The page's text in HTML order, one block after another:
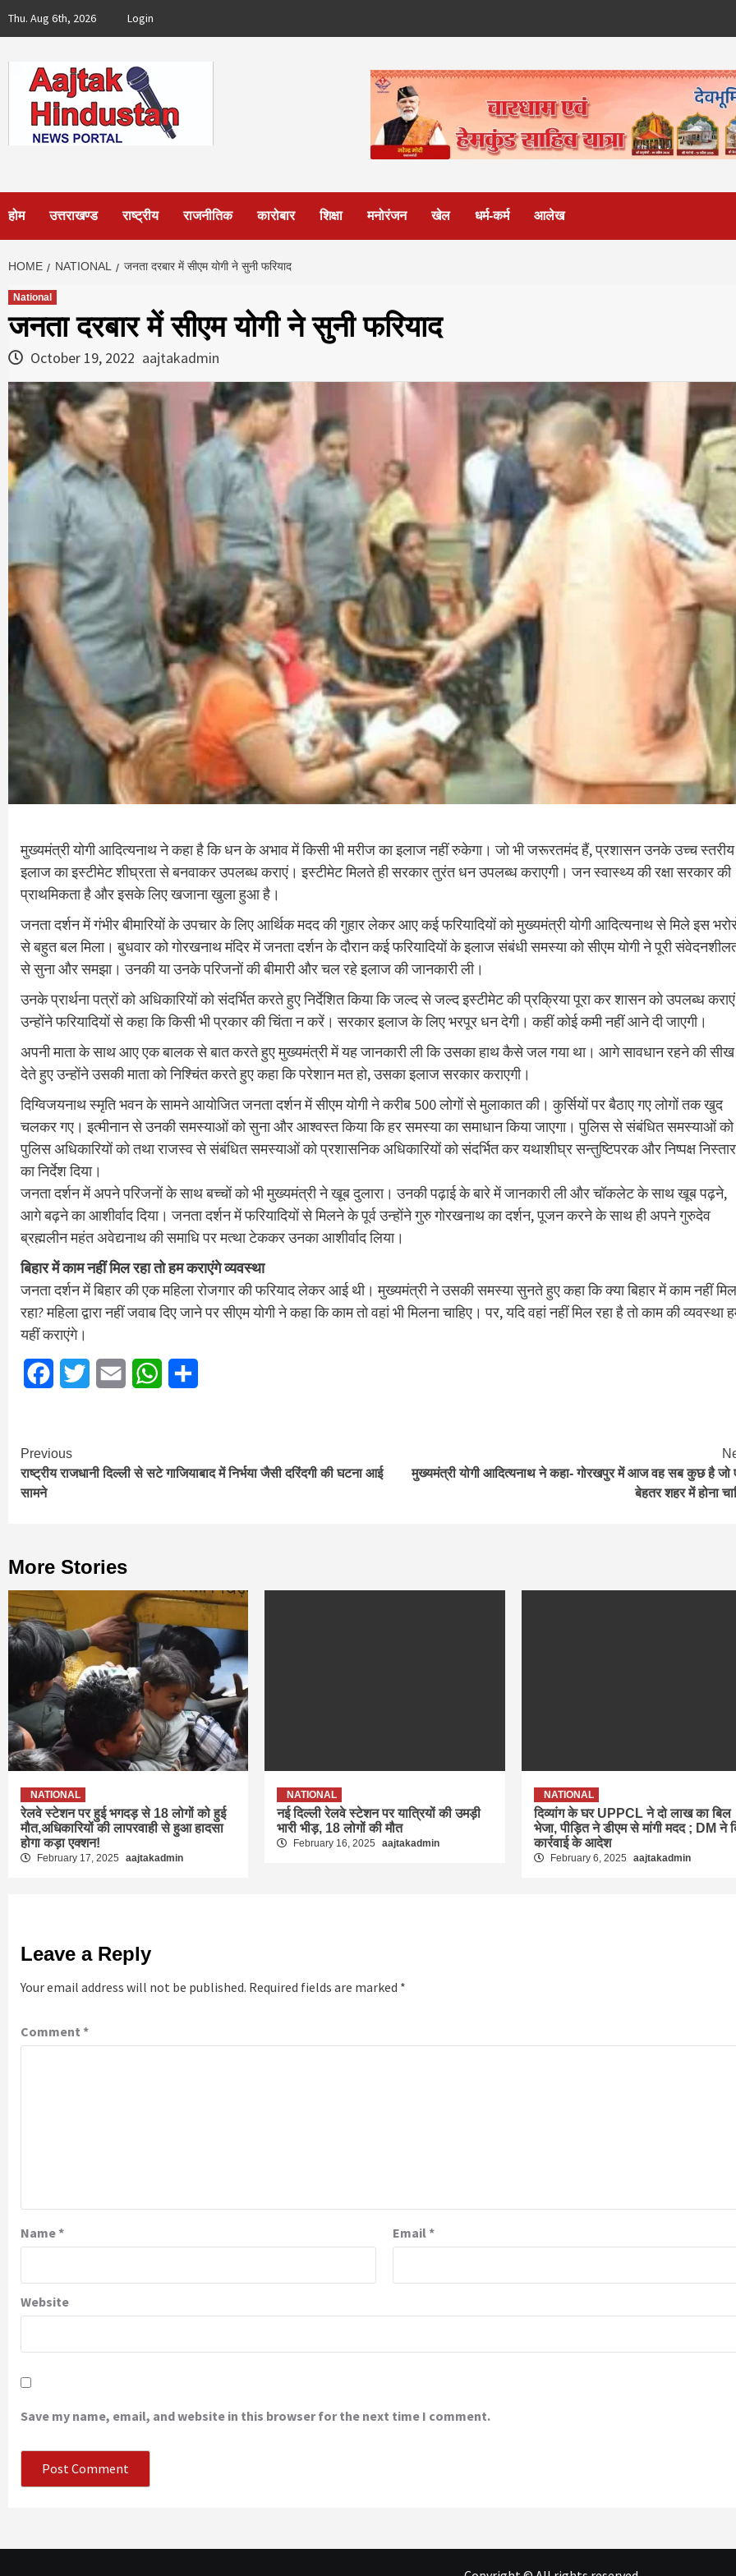
Thu. Aug 6th, 2026 Login
होम उत्तराखण्ड राष्ट्रीय राजनीतिक कारोबार शिक्षा मनोरंजन खेल धर्म-कर्म आलेख
HOME NATIONAL जनता दरबार में सीएम योगी ने सुनी फरियाद
National
जनता दरबार में सीएम योगी ने सुनी फरियाद
October 19, 2022 aajtakadmin
मुख्यमंत्री योगी आदित्यनाथ ने कहा है कि धन के अभाव में किसी भी मरीज का इलाज नहीं रुकेगा। जो भी जरूरतमंद हैं, प्रशासन उनके उच्च स्तरीय
इलाज का इस्टीमेट शीघ्रता से बनवाकर उपलब्ध कराएं। इस्टीमेट मिलते ही सरकार तुरंत धन उपलब्ध कराएगी। जन स्वास्थ्य की रक्षा सरकार की
प्राथमिकता है और इसके लिए खजाना खुला हुआ है।
जनता दर्शन में गंभीर बीमारियों के उपचार के लिए आर्थिक मदद की गुहार लेकर आए कई फरियादियों को मुख्यमंत्री योगी आदित्यनाथ से मिले इस
से बहुत बल मिला। बुधवार को गोरखनाथ मंदिर में जनता दर्शन के दौरान कई फरियादियों के इलाज संबंधी समस्या को सीएम योगी ने पूरी
से सुना और समझा। उनकी या उनके परिजनों की बीमारी और चल रहे इलाज की जानकारी ली।
उनके प्रार्थना पत्रों को अधिकारियों को संदर्भित करते हुए निर्देशित किया कि जल्द से जल्द इस्टीमेट की प्रक्रिया पूरा कर शासन को उपलब्ध
उन्होंने फरियादियों से कहा कि किसी भी प्रकार की चिंता न करें। सरकार इलाज के लिए भरपूर धन देगी। कहीं कोई कमी नहीं आने दी जाएगी।
अपनी माता के साथ आए एक बालक से बात करते हुए मुख्यमंत्री में यह जानकारी ली कि उसका हाथ कैसे जल गया था। आगे सावधान रहने की सीख
देते हुए उन्होंने उसकी माता को निश्चिंत करते हुए कहा कि परेशान मत हो, उसका इलाज सरकार कराएगी।
दिग्विजयनाथ स्मृति भवन के सामने आयोजित जनता दर्शन में सीएम योगी ने करीब 500 लोगों से मुलाकात की। कुर्सियों पर बैठाए गए लोगों तक खुद
चलकर गए। इत्मीनान से उनकी समस्याओं को सुना और आश्वस्त किया कि हर समस्या का समाधान किया जाएगा। पुलिस से संबंधित समस्याओं को
पुलिस अधिकारियों को तथा राजस्व से संबंधित समस्याओं को प्रशासनिक अधिकारियों को संदर्भित कर यथाशीघ्र सन्तुष्टिपरक और निष्पक्ष
का निर्देश दिया।
जनता दर्शन में अपने परिजनों के साथ बच्चों को भी मुख्यमंत्री ने खूब दुलारा। उनकी पढ़ाई के बारे में जानकारी ली और चॉकलेट के साथ खूब पढ़ने,
आगे बढ़ने का आशीर्वाद दिया। जनता दर्शन में फरियादियों से मिलने के पूर्व उन्होंने गुरु गोरखनाथ का दर्शन, पूजन करने के साथ ही अपने गुरुदेव
ब्रह्मलीन महंत अवेद्यनाथ की समाधि पर मत्था टेककर उनका आशीर्वाद लिया।
बिहार में काम नहीं मिल रहा तो हम कराएंगे व्यवस्था
जनता दर्शन में बिहार की एक महिला रोजगार की फरियाद लेकर आई थी। मुख्यमंत्री ने उसकी समस्या सुनते हुए कहा कि क्या बिहार में काम नहीं मिल
रहा? महिला द्वारा नहीं जवाब दिए जाने पर सीएम योगी ने कहा कि काम तो वहां भी मिलना चाहिए। पर, यदि वहां नहीं मिल रहा है तो काम की व्यवस्था
यहीं कराएंगे।
FacebookTwitter Email WhatsApp
Continue
Reading
Previous
राष्ट्रीय राजधानी दिल्ली से सटे गाजियाबाद में निर्भया जैसी दरिंदगी की घटना आई
सामने
मुख्यमंत्री योगी आदित्यनाथ ने कहा- गोरखपुर में आज वह सब कुछ है जो
बेहतर शहर में होना
More Stories
NATIONAL
रेलवे स्टेशन पर हुई भगदड़ से 18 लोगों को हुई
मौत,अधिकारियों की लापरवाही से हुआ हादसा
होगा कड़ा एक्शन!
February 17, 2025 aajtakadmin
NATIONAL
नई दिल्ली रेलवे स्टेशन पर यात्रियों की उमड़ी
भारी भीड़, 18 लोगों की मौत
February 16, 2025 aajtakadmin
NATIONAL
दिव्यांग के घर UPPCL ने दो लाख का बिल
भेजा, पीड़ित ने डीएम से मांगी मदद ; DM ने
कार्रवाई के आदेश
February 6, 2025 aajtakadmin
Leave a Reply
Your email address will not be published. Required fields are marked *
Comment *
Name* Email*
Website
Save my name, email, and website in this browser for the next time I comment.